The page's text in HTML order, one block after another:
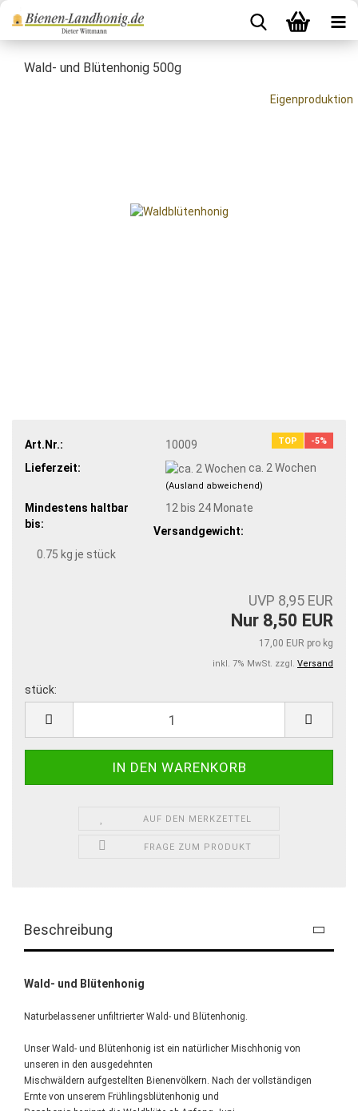
Wald- und Blütenhonig 500g
Eigenproduktion
TOP -5%
Art.Nr.:
10009
Lieferzeit:
ca. 2 Wochen
(Ausland abweichend)
Mindestens haltbar
bis:
12 bis 24 Monate
Versandgewicht:
0.75 kg je stück
UVP 8,95 EUR
Nur 8,50 EUR
17,00 EUR pro kg
inkl. 7% MwSt. zzgl. Versand
stück:
AUF DEN MERKZETTEL
FRAGE ZUM PRODUKT
Beschreibung
Wald- und Blütenhonig
Naturbelassener unfiltrierter Wald- und Blütenhonig.
Unser Wald- und Blütenhonig ist ein natürlicher Mischhonig von
unseren in den ausgedehnten
Mischwäldern aufgestellten Bienenvölkern. Nach der vollständigen
Ernte von unserem Frühlingsblütenhonig und